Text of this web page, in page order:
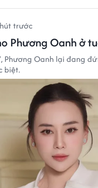
trước
Phương Oanh ở
Phương Oanh lại đang
biệt.